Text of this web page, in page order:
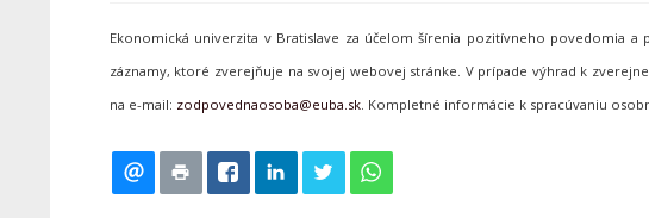
Ekonomická univerzita v Bratislave za účelom šírenia pozitívneho povedomia
záznamy, ktoré zverejňuje na svojej webovej stránke. V prípade výhrad k
na e-mail:
. Kompletné informácie k spracúvaniu